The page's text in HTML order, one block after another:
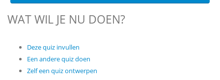
WAT WIL JE NU DOEN?
Deze quiz invullen
Een andere quiz doen
Zelf een quiz ontwerpen